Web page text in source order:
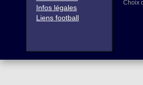
Infos légales
Liens football
Choix